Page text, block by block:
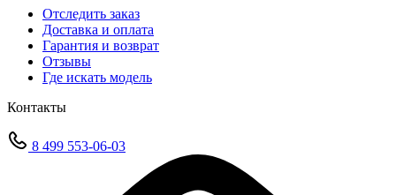
Отследить заказ
Доставка и оплата
Гарантия и возврат
Отзывы
Где искать модель
Контакты
8 499 553-06-03